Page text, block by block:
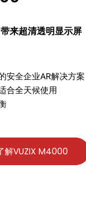
来超清透明显示屏
安全企业AR解决方案
合全天候使用
解VUZIX M4000